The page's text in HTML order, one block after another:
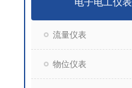
电子电工仪表
流量仪表
物位仪表